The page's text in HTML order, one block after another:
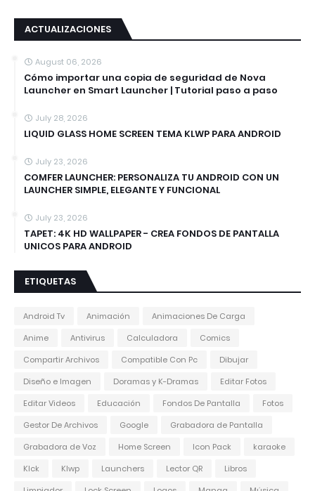
ACTUALIZACIONES
August 06, 2026
Cómo importar una copia de seguridad de Nova
Launcher en Smart Launcher | Tutorial paso a paso
July 28, 2026
LIQUID GLASS HOME SCREEN TEMA KLWP PARA ANDROID
July 23, 2026
COMFER LAUNCHER: PERSONALIZA TU ANDROID CON UN
LAUNCHER SIMPLE, ELEGANTE Y FUNCIONAL
July 23, 2026
TAPET: 4K HD WALLPAPER - CREA FONDOS DE PANTALLA
UNICOS PARA ANDROID
ETIQUETAS
Android Tv Animación
Animaciones De Carga
Anime
Antivirus Calculadora
Comics
Compartir Archivos
Compatible Con Pc
Dibujar
Diseño e Imagen
Doramas y K-Dramas
Editar Fotos
Editar Videos
Educación Fondos De Pantalla
Fotos
Gestor De Archivos
Google
Grabadora de Pantalla
Grabadora de Voz
Home Screen Icon Pack
karaoke
Klck
Klwp Launchers Lector QR
Libros